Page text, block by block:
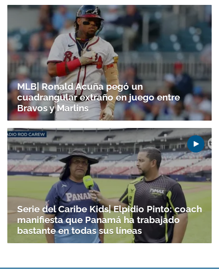
Gracias por suscribirte a nuestro boletín.
ACEPTAR
MLB| Ronald Acuña pegó un
cuadrangular extraño en juego entre
Bravos y Marlins
Serie del Caribe Kids| Elpidio Pinto: coach
manifiesta que Panamá ha trabajado
bastante en todas sus líneas